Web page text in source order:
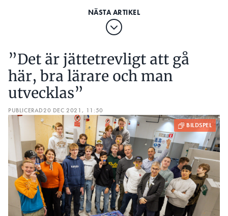
”Det är jättetrevligt att gå
här, bra lärare och man
utvecklas”
PUBLICERAD20 DEC 2021, 11:50